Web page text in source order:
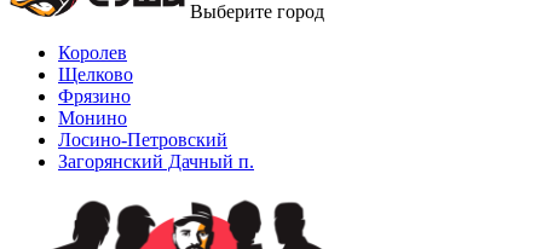
Выберите город
Королев
Щелково
Фрязино
Монино
Лосино-Петровский
Загорянский Дачный п.